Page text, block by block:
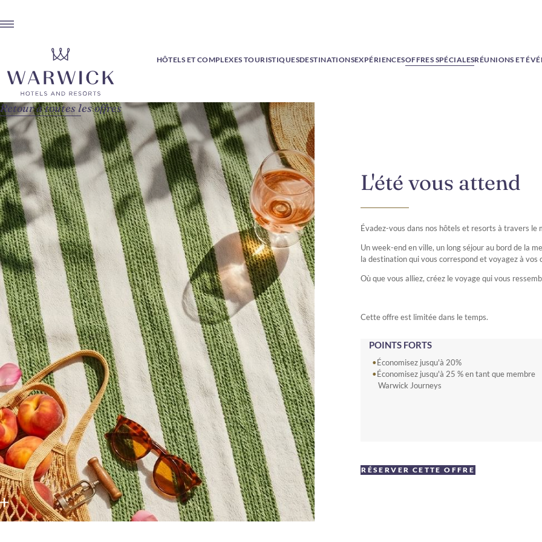
HÔTELS ET COMPLEXES TOURISTIQUESDESTINATIONSEXPÉRIENCESOFFRES SPÉCIALESRÉUNIONS ET
L'été vous attend
Évadez-vous dans nos hôtels et resorts à travers le
Un week-end en ville, un long séjour au bord de la
la destination qui vous correspond et voyagez à vos
Où que vous alliez, créez le voyage qui vous
Cette offre est limitée dans le temps.
POINTS FORTS
Économisez jusqu'à 20%
Économisez jusqu'à 25 % en tant que membre
Warwick Journeys
RÉSERVER CETTE OFFRE
Retour à toutes les offres